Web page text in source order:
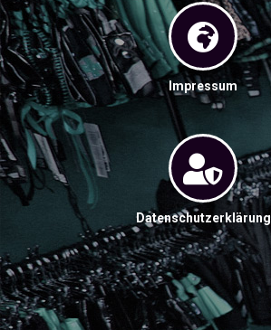
Impressum
Datenschutzerklärung